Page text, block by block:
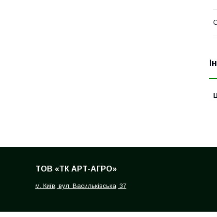
ТОВ «ТК АРТ-АГРО»
м. Київ, вул. Васильківська, 37